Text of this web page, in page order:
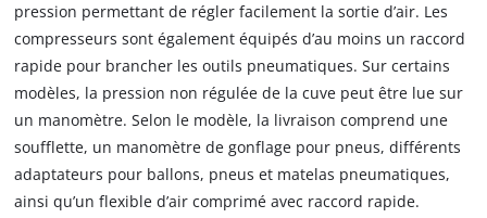
pression permettant de régler facilement la sortie d’air. Les
compresseurs sont également équipés d’au moins un raccord
rapide pour brancher les outils pneumatiques. Sur certains
modèles, la pression non régulée de la cuve peut être lue sur
un manomètre. Selon le modèle, la livraison comprend une
soufflette, un manomètre de gonflage pour pneus, différents
adaptateurs pour ballons, pneus et matelas pneumatiques,
ainsi qu’un flexible d’air comprimé avec raccord rapide.